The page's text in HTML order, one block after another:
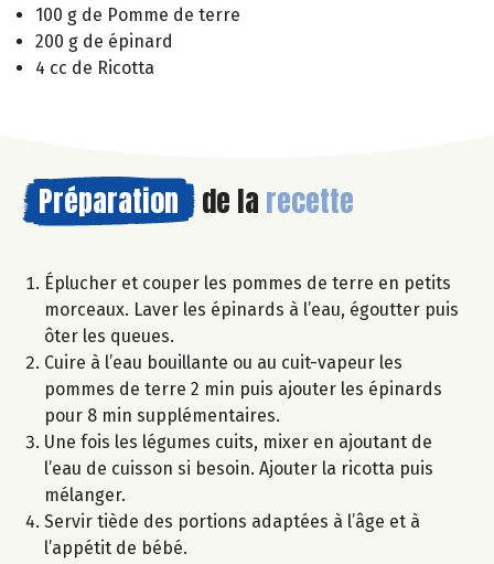
100 g de Pomme de terre
200 g de épinard
4 cc de Ricotta
Préparation de la recette
Éplucher et couper les pommes de terre en petits
morceaux. Laver les épinards à l’eau, égoutter puis
ôter les queues.
Cuire à l’eau bouillante ou au cuit-vapeur les
pommes de terre 2 min puis ajouter les épinards
pour 8 min supplémentaires.
Une fois les légumes cuits, mixer en ajoutant de
l’eau de cuisson si besoin. Ajouter la ricotta puis
mélanger.
Servir tiède des portions adaptées à l’âge et à
l’appétit de bébé.